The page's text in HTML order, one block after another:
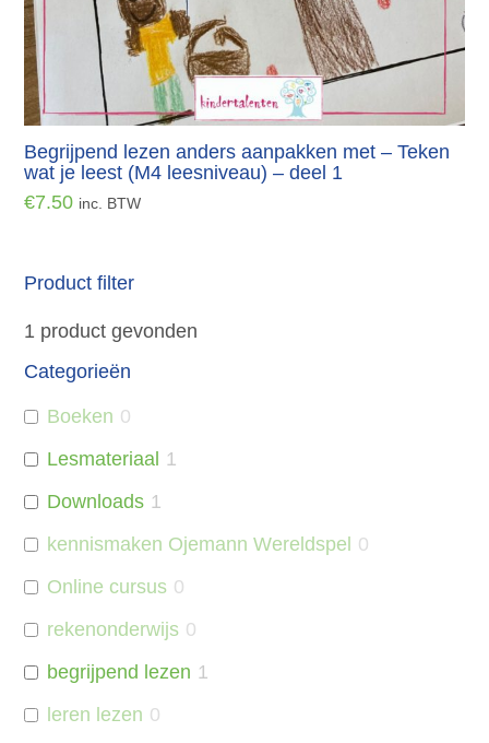
Begrijpend lezen anders aanpakken met – Teken
wat je leest (M4 leesniveau) – deel 1
€7.50 inc. BTW
Product filter
1 product gevonden
Categorieën
Boeken 0
Lesmateriaal 1
Downloads 1
kennismaken Ojemann Wereldspel 0
Online cursus 0
rekenonderwijs 0
begrijpend lezen 1
leren lezen 0